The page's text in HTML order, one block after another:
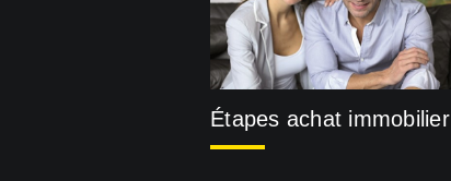
Étapes achat immobilier